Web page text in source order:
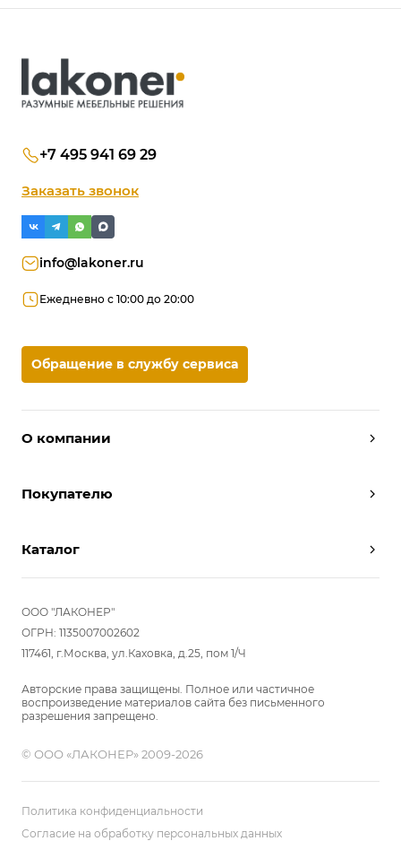
О компании
Условия работы
Отзывы
Вопрос-ответ
Покупателю
Вызвать дизайнера
Реализованные проекты
Комплектуем шкаф-купе
Каталог
Шкафы
Прихожие
Гостиные
Гардеробные
Детские
Кухни
Мебель в ванную
Распродажа
Двери и перегородки
Библиотеки, домашний офис
ООО "ЛАКОНЕР"
ОГРН: 1135007002602
117461, г.Москва, ул.Каховка, д.25, пом 1/Ч
Авторские права защищены. Полное или частичное
воспроизведение материалов сайта без письменного
разрешения запрещено.
© ООО «ЛАКОНЕР» 2009-2026
+7 495 941 69 29
Заказать звонок
info@lakoner.ru
Ежедневно с 10:00 до 20:00
Обращение в службу сервиса
Политика конфиденциальности
Согласие на обработку персональных данных